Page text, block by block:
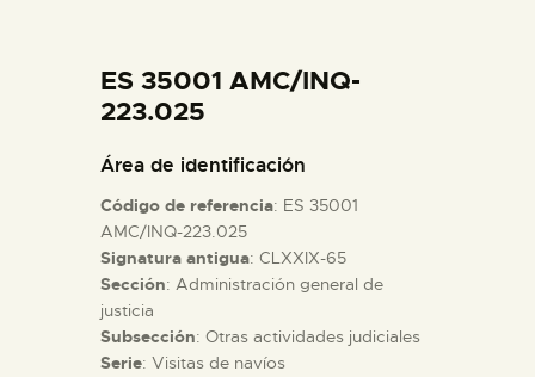
COLECCIONES
ESPAÑOL
PREPARAR LA VISITA
ACTIVIDADES
ES 35001 AMC/INQ-
223.025
Área de identificación
Código de referencia: ES 35001
AMC/INQ-223.025
Signatura antigua: CLXXIX-65
Sección: Administración general de
justicia
Subsección: Otras actividades judiciales
Serie: Visitas de navíos